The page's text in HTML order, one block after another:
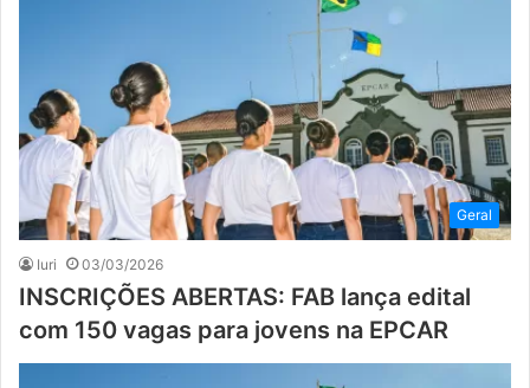
Geral
Iuri 03/03/2026
INSCRIÇÕES ABERTAS: FAB lança edital
com 150 vagas para jovens na EPCAR